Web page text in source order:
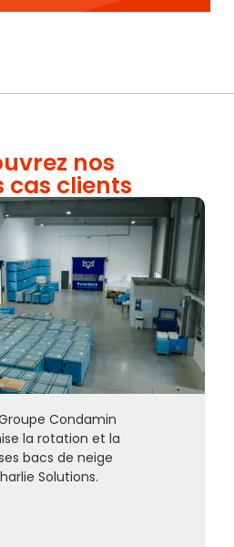
nos
cas clients
Condamin
la rotation et la
bacs de neige
Solutions.